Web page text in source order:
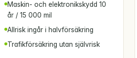
Maskin- och elektronikskydd 10
år / 15 000 mil
Allrisk ingår i halvförsäkring
Trafikförsäkring utan självrisk